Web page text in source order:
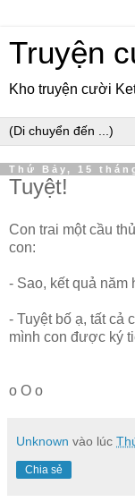
Truyện
Kho truyện cười
Thứ Bảy, 15
Tuyệt!
Con trai một cầu
con:
- Sao, kết quả năm
- Tuyệt bố ạ, tất cả
mình con được ký
o O o
Unknown vào lúc
Chia sẻ